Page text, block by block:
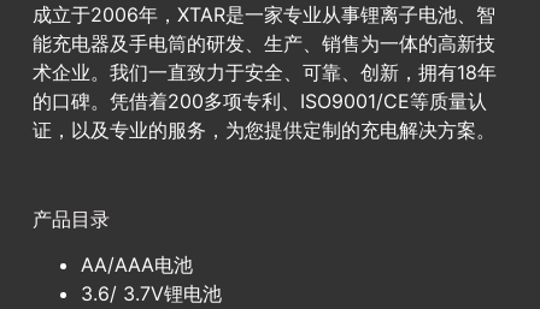
成立于2006年，XTAR是一家专业从事锂离子电池、智
能充电器及手电筒的研发、生产、销售为一体的高新技
术企业。我们一直致力于安全、可靠、创新，拥有18年
的口碑。凭借着200多项专利、ISO9001/CE等质量认
证，以及专业的服务，为您提供定制的充电解决方案。
产品目录
AA/AAA电池
3.6/ 3.7V锂电池